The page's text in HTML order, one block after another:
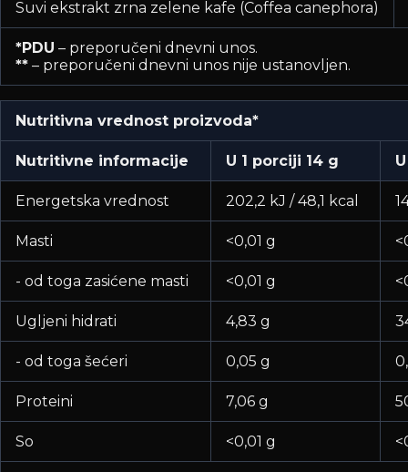
Suvi ekstrakt zrna zelene kafe (Coffea canephora)
*PDU – preporučeni dnevni unos.
** – preporučeni dnevni unos nije ustanovljen.
Nutritivna vrednost proizvoda*
Nutritivne informacije U 1 porciji 14 g
Energetska vrednost 202,2 kJ / 48,1 kcal
Masti <0,01 g
- od toga zasićene masti <0,01 g
Ugljeni hidrati 4,83 g
- od toga šećeri 0,05 g
Proteini 7,06 g
So <0,01 g